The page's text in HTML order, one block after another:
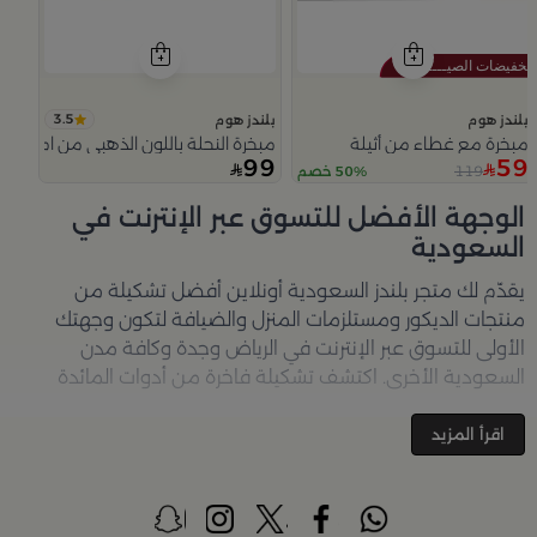
بلندز هوم
مبخرة مع غطاء من أثيلة
59
119 50% خصم
بلندز هوم 3.5
مبخرة النحلة باللون الذهبي من امارا
99
الوجهة الأفضل للتسوق عبر الإنترنت في
السعودية
يقدّم لك متجر بلندز السعودية أونلاين أفضل تشكيلة من
منتجات الديكور ومستلزمات المنزل والضيافة لتكون وجهتك
الأولى للتسوق عبر الإنترنت في الرياض وجدة وكافة مدن
السعودية الأخرى. اكتشف تشكيلة فاخرة من أدوات المائدة
جمالية على كل زاوية في منزلك – كل ذلك وأكثر في مكان واحد.
تصفّحي الآن عبر الرابط:
اقرأ المزيد